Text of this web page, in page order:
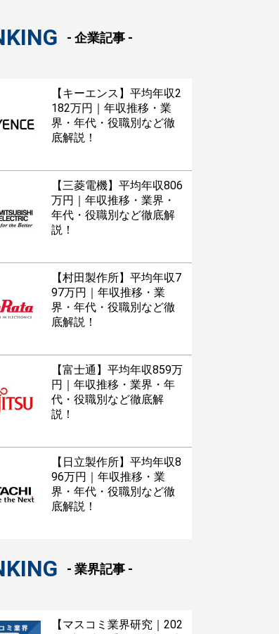
- 企業記事 -
【キーエンス】平均年収2
182万円｜年収推移・業
界・年代・役職別など徹
底解説！
【三菱電機】平均年収806
万円｜年収推移・業界・
年代・役職別など徹底解
説！
【村田製作所】平均年収7
97万円｜年収推移・業
界・年代・役職別など徹
底解説！
【富士通】平均年収859万
円｜年収推移・業界・年
代・役職別など徹底解
説！
【日立製作所】平均年収8
96万円｜年収推移・業
界・年代・役職別など徹
底解説！
- 業界記事 -
【マスコミ業界研究｜202